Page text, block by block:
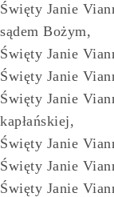
Święty Janie
sądem Bożym,
Święty Janie
Święty Janie
Święty Janie
kapłańskiej,
Święty Janie
Święty Janie
Święty Janie